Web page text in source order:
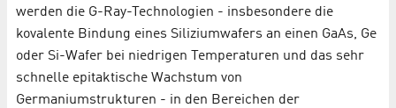
werden die G-Ray-Technologien - insbesondere die
kovalente Bindung eines Siliziumwafers an einen GaAs, Ge
oder Si-Wafer bei niedrigen Temperaturen und das sehr
schnelle epitaktische Wachstum von
Germaniumstrukturen - in den Bereichen der